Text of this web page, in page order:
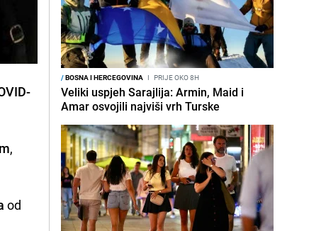
,
od
/BOSNA I HERCEGOVINA I PRIJE OKO 8H
Veliki uspjeh Sarajlija: Armin, Maid i
Amar osvojili najviši vrh Turske